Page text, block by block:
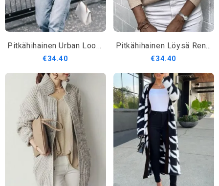
Pitkähihainen Urban Loose Sweater Coat
€34.40
Pitkähihainen Löysä Rento Villatakki
€34.40